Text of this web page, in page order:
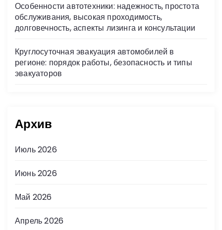
Особенности автотехники: надежность, простота
обслуживания, высокая проходимость,
долговечность, аспекты лизинга и консультации
Круглосуточная эвакуация автомобилей в
регионе: порядок работы, безопасность и типы
эвакуаторов
Архив
Июль 2026
Июнь 2026
Май 2026
Апрель 2026